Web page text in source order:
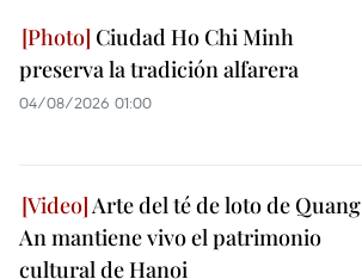
Ciudad Ho Chi Minh
preserva la tradición alfarera
04/08/2026 01:00
Arte del té de loto de Quang
An mantiene vivo el patrimonio
cultural de Hanoi